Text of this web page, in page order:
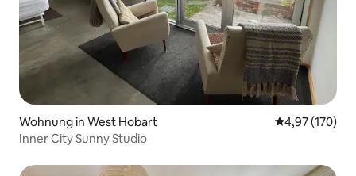
Wohnung in West Hobart
4,97 (170)
Inner City Sunny Studio